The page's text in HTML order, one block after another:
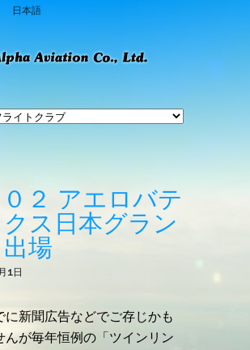
日本語
０２ アエロバテ
クス日本グラン
場
1日
に新聞広告などでご存じかも
んが毎年恒例の「ツインリン